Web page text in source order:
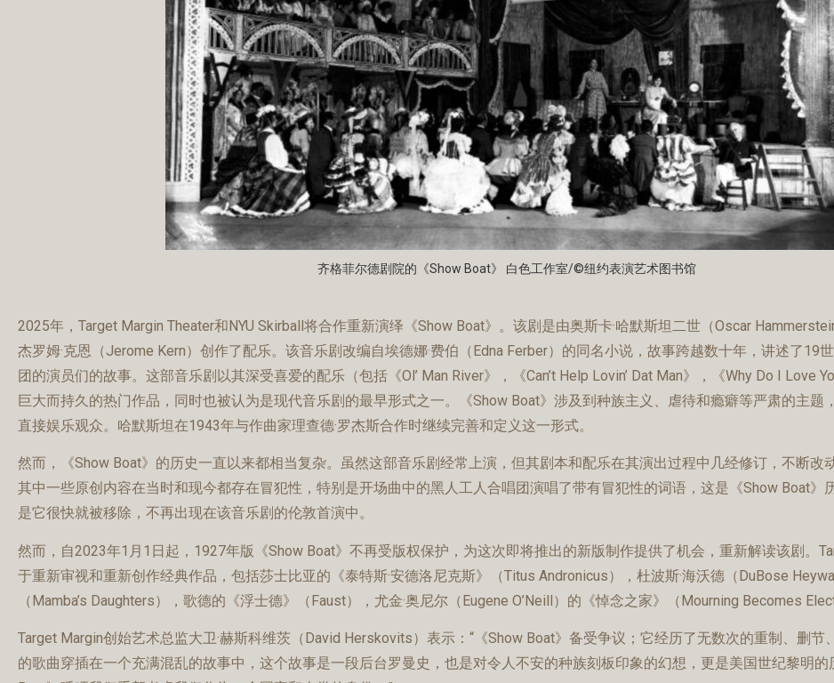
齐格菲尔德剧院的《Show Boat》 白色工作室/©纽约表演艺术图书馆
2025年，Target Margin Theater和NYU Skirball将合作重新演绎《Show Boat》。该剧是由奥斯卡·哈默斯坦二世（Oscar
杰罗姆·克恩（Jerome Kern）创作了配乐。该音乐剧改编自埃德娜·费伯（Edna Ferber）的同名小说，故事跨越数十年，讲述了19
团的演员们的故事。这部音乐剧以其深受喜爱的配乐（包括《Ol’ Man River》，《Can’t Help Lovin’ Dat Man》，《Why Do I Love
巨大而持久的热门作品，同时也被认为是现代音乐剧的最早形式之一。《Show Boat》涉及到种族主义、虐待和瘾癖等严肃的主题
直接娱乐观众。哈默斯坦在1943年与作曲家理查德·罗杰斯合作时继续完善和定义这一形式。
然而，《Show Boat》的历史一直以来都相当复杂。虽然这部音乐剧经常上演，但其剧本和配乐在其演出过程中几经修订，不断改
其中一些原创内容在当时和现今都存在冒犯性，特别是开场曲中的黑人工人合唱团演唱了带有冒犯性的词语，这是《Show Boat》
是它很快就被移除，不再出现在该音乐剧的伦敦首演中。
然而，自2023年1月1日起，1927年版《Show Boat》不再受版权保护，为这次即将推出的新版制作提供了机会，重新解读该剧。
于重新审视和重新创作经典作品，包括莎士比亚的《泰特斯·安德洛尼克斯》（Titus Andronicus），杜波斯·海沃德（DuBose
（Mamba’s Daughters），歌德的《浮士德》（Faust），尤金·奥尼尔（Eugene O’Neill）的《悼念之家》（Mourning Becomes
Target Margin创始艺术总监大卫·赫斯科维茨（David Herskovits）表示：“《Show Boat》备受争议；它经历了无数次的重制、删
的歌曲穿插在一个充满混乱的故事中，这个故事是一段后台罗曼史，也是对令人不安的种族刻板印象的幻想，更是美国世纪黎明